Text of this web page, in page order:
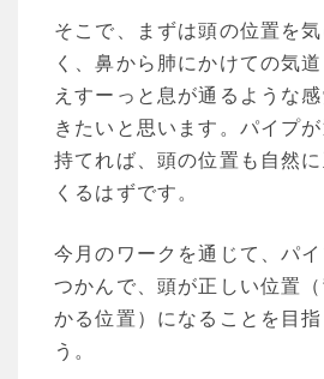
そこで、まずは頭の位置を
く、鼻から肺にかけての気
えすーっと息が通るような
きたいと思います。パイプ
持てれば、頭の位置も自然
くるはずです。
今月のワークを通じて、パ
つかんで、頭が正しい位置
かる位置）になることを目
う。